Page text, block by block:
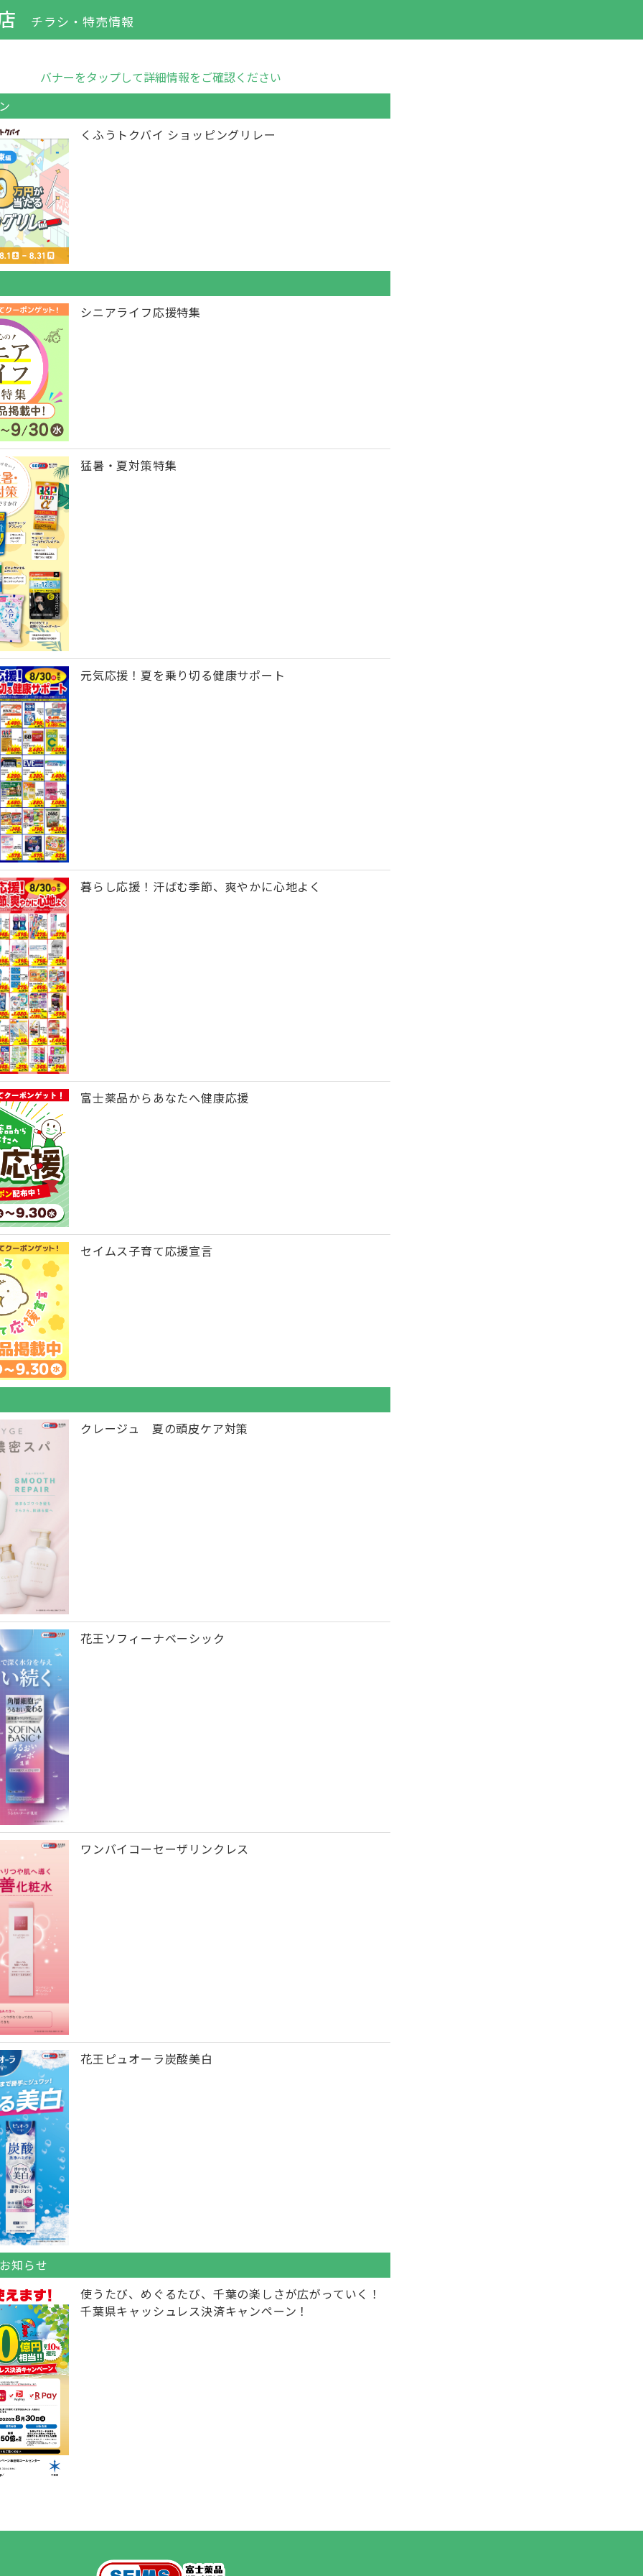
チラシ・特売情報
バナーをタップして詳細情報をご確認ください
くふうトクバイ ショッピングリレー
シニアライフ応援特集
猛暑・夏対策特集
元気応援！夏を乗り切る健康サポート
暮らし応援！汗ばむ季節、爽やかに心地よく
富士薬品からあなたへ健康応援
セイムス子育て応援宣言
クレージュ 夏の頭皮ケア対策
花王ソフィーナベーシック
ワンバイコーセーザリンクレス
花王ピュオーラ炭酸美白
知らせ
使うたび、めぐるたび、千葉の楽しさが広がっていく！
千葉県キャッシュレス決済キャンペーン！